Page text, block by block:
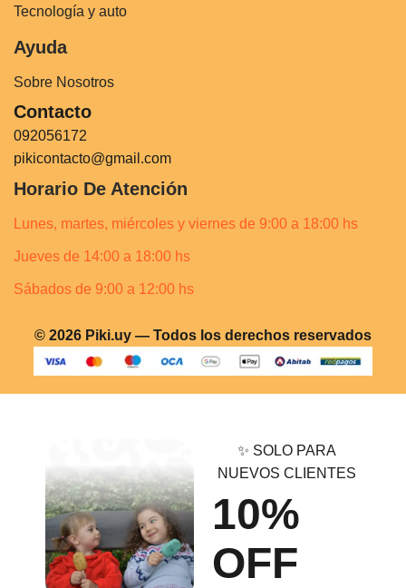
Tecnología y auto
Ayuda
Sobre Nosotros
Contacto
092056172
pikicontacto@gmail.com
Horario De Atención
Lunes, martes, miércoles y viernes de 9:00 a 18:00 hs
Jueves de 14:00 a 18:00 hs
Sábados de 9:00 a 12:00 hs
© 2026 Piki.uy — Todos los derechos reservados
✨ SOLO PARA
NUEVOS CLIENTES
10%
OFF